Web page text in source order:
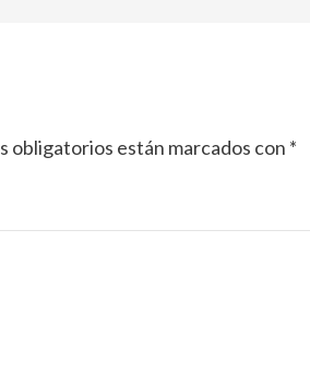
obligatorios están marcados con *